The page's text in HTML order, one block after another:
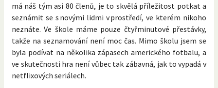
má náš tým asi 80 členů, je to skvělá příležitost potkat a
seznámit se s novými lidmi v prostředí, ve kterém nikoho
neznáte. Ve škole máme pouze čtyřminutové přestávky,
takže na seznamování není moc čas. Mimo školu jsem se
byla podívat na několika zápasech amerického fotbalu, a
ve skutečnosti hra není vůbec tak zábavná, jak to vypadá v
netflixových seriálech.